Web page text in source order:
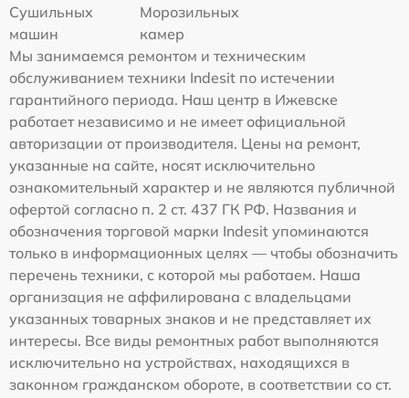
Сушильных
машин
Морозильных
камер
Мы занимаемся ремонтом и техническим
обслуживанием техники Indesit по истечении
гарантийного периода. Наш центр в Ижевске
работает независимо и не имеет официальной
авторизации от производителя. Цены на ремонт,
указанные на сайте, носят исключительно
ознакомительный характер и не являются публичной
офертой согласно п. 2 ст. 437 ГК РФ. Названия и
обозначения торговой марки Indesit упоминаются
только в информационных целях — чтобы обозначить
перечень техники, с которой мы работаем. Наша
организация не аффилирована с владельцами
указанных товарных знаков и не представляет их
интересы. Все виды ремонтных работ выполняются
исключительно на устройствах, находящихся в
законном гражданском обороте, в соответствии со ст.